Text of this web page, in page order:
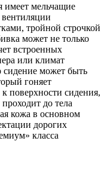
имеет мельчащие
вентиляции
тройной строчкой
может не только
встроенных
или климат
сидение может быть
гоняет
поверхности сидения,
до тела
кожа в основном
дорогих
класса